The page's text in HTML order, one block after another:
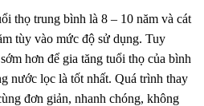
thọ trung bình là 8 – 10 năm và cát
tùy vào mức độ sử dụng. Tuy
hơn để gia tăng tuổi thọ của bình
nước lọc là tốt nhất. Quá trình thay
đơn giản, nhanh chóng, không